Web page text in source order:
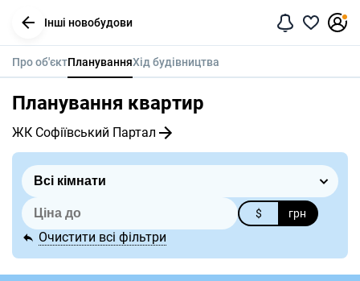
Інші новобудови
Про об'єктПлануванняХід будівництва
Планування квартир
ЖК Софіївський Партал
$ грн
Очистити всі фільтри